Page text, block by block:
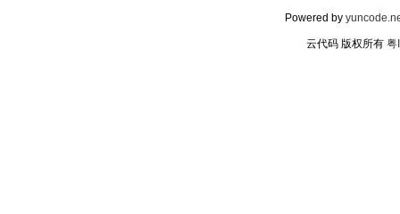
Powered by
云代码 版权所有 粤